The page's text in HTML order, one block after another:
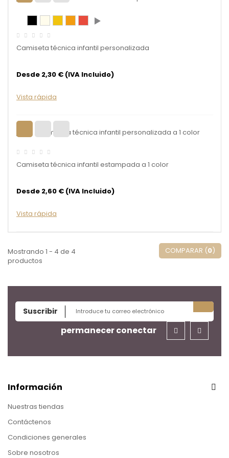
Camiseta técnica infantil personalizada
Desde 2,30 € (IVA Incluido)
Vista rápida
Camiseta técnica infantil estampada a 1 color
Desde 2,60 € (IVA Incluido)
Vista rápida
Mostrando 1 - 4 de 4
productos
COMPARAR (0)
Suscribir
permanecer conectar
Información
Nuestras tiendas
Contáctenos
Condiciones generales
Sobre nosotros